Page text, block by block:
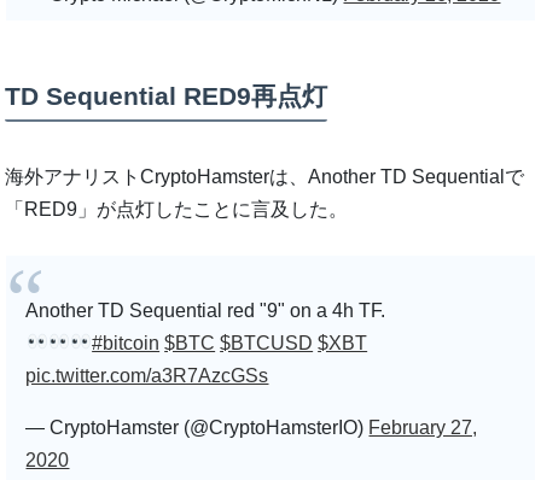
TD Sequential RED9再点灯
海外アナリストCryptoHamsterは、Another TD Sequentialで
「RED9」が点灯したことに言及した。
Another TD Sequential red "9" on a 4h TF.
#bitcoin $BTC $BTCUSD $XBT
pic.twitter.com/a3R7AzcGSs
— CryptoHamster (@CryptoHamsterIO) February 27,
2020